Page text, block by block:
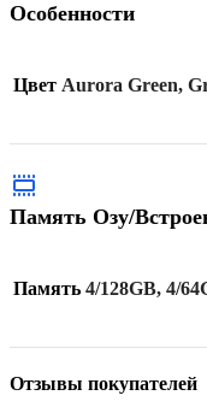
Особенности
Цвет Aurora Green,
Память Озу/
Память 4/128GB, 4/
Отзывы покупателей